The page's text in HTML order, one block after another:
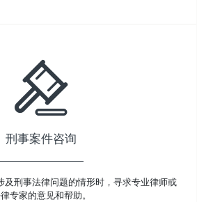
刑事案件咨询
及刑事法律问题的情形时，寻求专业律师或
专家的意见和帮助。